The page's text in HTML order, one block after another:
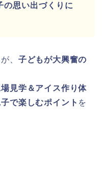
の思い出づくりに
、 子どもが大興奮の
見学＆アイス作り体
で楽しむポイント を